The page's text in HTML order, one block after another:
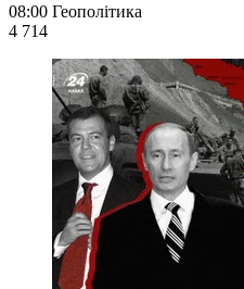
08:00 Геополітика
4 714